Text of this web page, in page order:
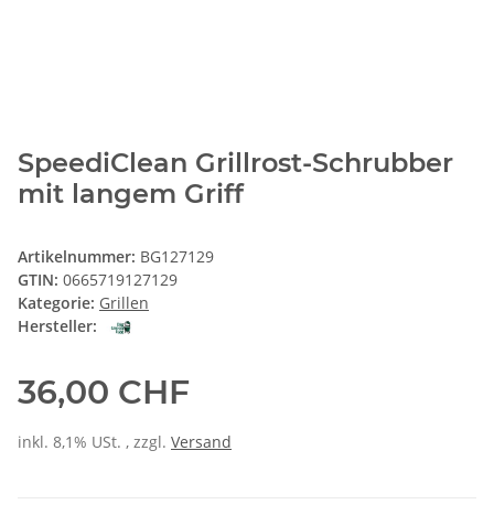
SpeediClean Grillrost-Schrubber
mit langem Griff
Artikelnummer: BG127129
GTIN: 0665719127129
Kategorie: Grillen
Hersteller:
36,00 CHF
inkl. 8,1% USt. , zzgl. Versand